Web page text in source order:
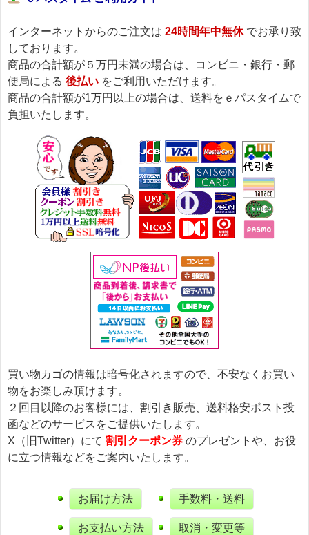
インターネットからのご注文は 24時間年中無休でお承り致
しております。
商品の合計額が５万円未満の場合は、コンビニ・銀行・郵
便局による 後払い をご利用いただけます。
商品の合計額が1万円以上の場合は、送料をｅパスタイムで
負担いたします。
買い物カゴの情報は暗号化されますので、不安なくお買い
物をお楽しみ頂けます。
２回目以降のお客様には、割引き販売、送料格安ポスト投
函などのサービスをご提供いたします。
X（旧Twitter）にて 割引クーポン券 のプレゼントや、お役
に立つ情報などをご案内いたします。
お届け方法
お支払い方法
手数料・送料
取消・変更等